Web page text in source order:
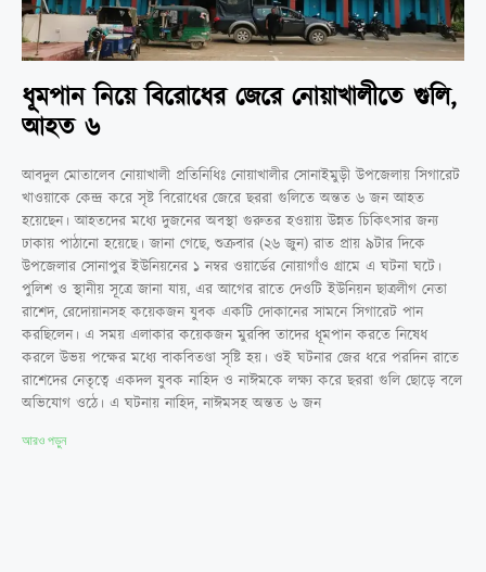
ধূমপান নিয়ে বিরোধের জেরে নোয়াখালীতে গুলি,
আহত ৬
আবদুল মোতালেব নোয়াখালী প্রতিনিধিঃ নোয়াখালীর সোনাইমুড়ী উপজেলায় সিগারেট
খাওয়াকে কেন্দ্র করে সৃষ্ট বিরোধের জেরে ছররা গুলিতে অন্তত ৬ জন আহত
হয়েছেন। আহতদের মধ্যে দুজনের অবস্থা গুরুতর হওয়ায় উন্নত চিকিৎসার জন্য
ঢাকায় পাঠানো হয়েছে। জানা গেছে, শুক্রবার (২৬ জুন) রাত প্রায় ৯টার দিকে
উপজেলার সোনাপুর ইউনিয়নের ১ নম্বর ওয়ার্ডের নোয়াগাঁও গ্রামে এ ঘটনা ঘটে।
পুলিশ ও স্থানীয় সূত্রে জানা যায়, এর আগের রাতে দেওটি ইউনিয়ন ছাত্রলীগ নেতা
রাশেদ, রেদোয়ানসহ কয়েকজন যুবক একটি দোকানের সামনে সিগারেট পান
করছিলেন। এ সময় এলাকার কয়েকজন মুরব্বি তাদের ধূমপান করতে নিষেধ
করলে উভয় পক্ষের মধ্যে বাকবিতণ্ডা সৃষ্টি হয়। ওই ঘটনার জের ধরে পরদিন রাতে
রাশেদের নেতৃত্বে একদল যুবক নাহিদ ও নাঈমকে লক্ষ্য করে ছররা গুলি ছোড়ে বলে
অভিযোগ ওঠে। এ ঘটনায় নাহিদ, নাঈমসহ অন্তত ৬ জন
আরও পড়ুন